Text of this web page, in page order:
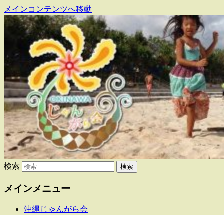
メインコンテンツへ移動
沖縄じゃんがら会
東日本大震災で県内に避難・移住してい
る人たちの交流組織です
検索
メインメニュー
沖縄じゃんがら会